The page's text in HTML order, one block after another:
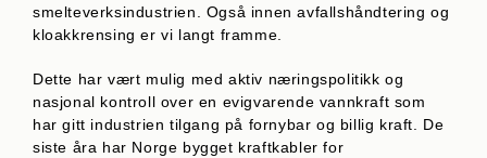
smelteverksindustrien. Også innen avfallshåndtering og
kloakkrensing er vi langt framme.
Dette har vært mulig med aktiv næringspolitikk og
nasjonal kontroll over en evigvarende vannkraft som
har gitt industrien tilgang på fornybar og billig kraft. De
siste åra har Norge bygget kraftkabler for